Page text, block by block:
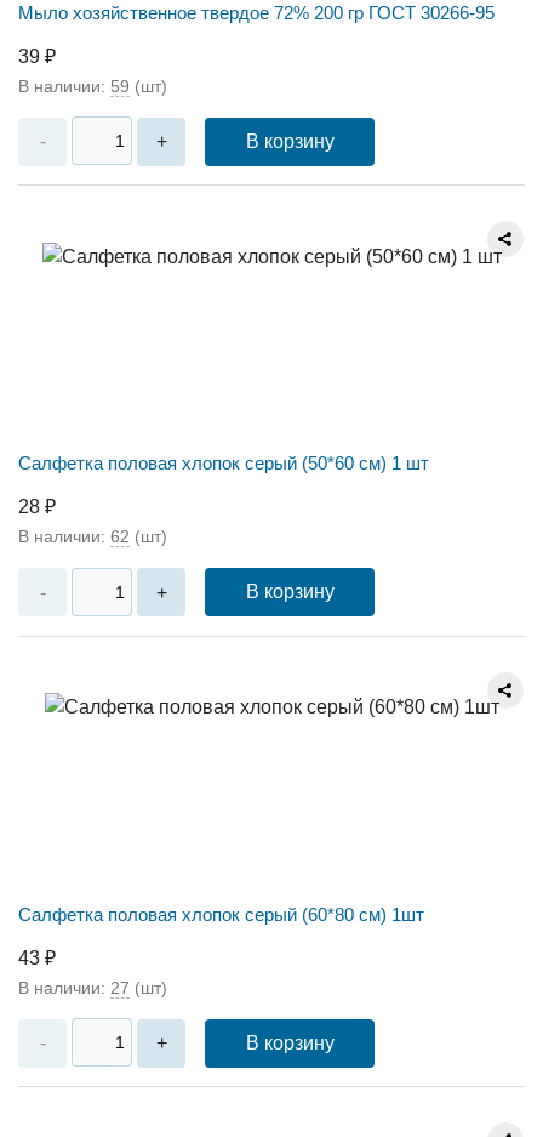
Мыло хозяйственное твердое 72% 200 гр ГОСТ 30266-95
39 ₽
В наличии: 59 (шт)
- + В корзину
Салфетка половая хлопок серый (50*60 см) 1 шт
28 ₽
В наличии: 62 (шт)
- + В корзину
Салфетка половая хлопок серый (60*80 см) 1шт
43 ₽
В наличии: 27 (шт)
- + В корзину